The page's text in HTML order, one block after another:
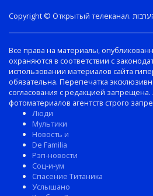
Все права на материалы,
охраняются в соответствии с
использовании материалов сайта
обязательна. Перепечатка
согласования с редакцией
фотоматериалов агентств строго
Люди
Мультики
Новость и
De Familia
Рэп-новости
Соц-и-ум
Спасение Титаника
Услышано